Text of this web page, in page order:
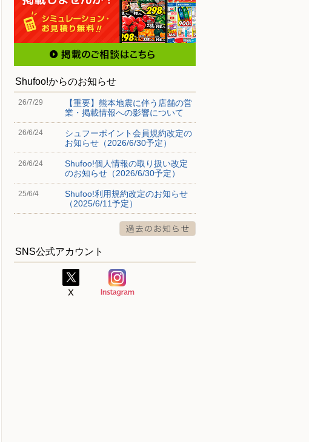
Shufoo!からのお知らせ
26/7/29
【重要】熊本地震に伴う店舗の営
業・掲載情報への影響について
26/6/24
シュフーポイント会員規約改定の
お知らせ（2026/6/30予定）
26/6/24
Shufoo!個人情報の取り扱い改定
のお知らせ（2026/6/30予定）
25/6/4
Shufoo!利用規約改定のお知らせ
（2025/6/11予定）
SNS公式アカウント